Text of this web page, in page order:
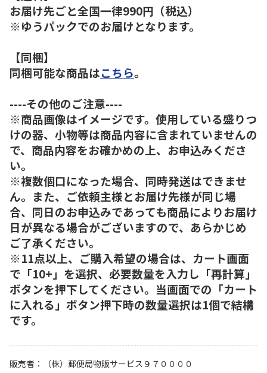
お届け先ごと全国一律990円（税込）
※ゆうパックでのお届けとなります。
【同梱】
同梱可能な商品はこちら。
----その他のご注意----
※商品画像はイメージです。使用している盛りつ
けの器、小物等は商品内容に含まれていませんの
で、商品内容をお確かめの上、お申込みくださ
い。
※複数個口になった場合、同時発送はできませ
ん。また、ご依頼主様とお届け先様が同じ場
合、同日のお申込みであっても商品によりお届け
日が異なる場合がございますので、あらかじめ
ご了承ください。
※11点以上、ご購入希望の場合は、カート画面
で「10+」を選択、必要数量を入力し「再計算」
ボタンを押下してください。当画面での「カート
に入れる」ボタン押下時の数量選択は1個で結構
です。
販売者
（株）郵便局物販サービス９７００００